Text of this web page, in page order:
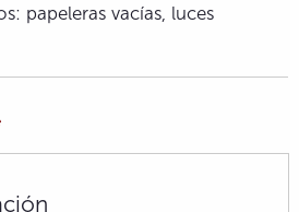
papeleras vacías, luces